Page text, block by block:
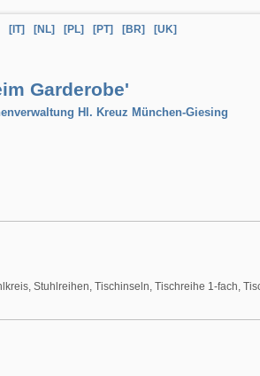
[IT] [NL] [PL] [PT] [BR] [UK]
Garderobe'
Hl. Kreuz München-Giesing
Stuhlreihen, Tischinseln, Tischreihe 1-fach,